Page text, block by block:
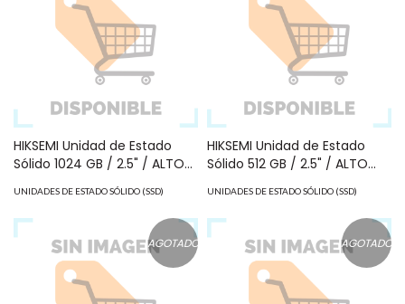
HIKSEMI Unidad de Estado
Sólido 1024 GB / 2.5" / ALTO
PERFORMANCE / Para Gaming
y PC Trabajo Pesado HS-
SSD-E100/1024G/CITY
UNIDADES DE ESTADO SÓLIDO (SSD)
HIKSEMI Unidad de Estado
Sólido 512 GB / 2.5" / ALTO
PERFORMANCE / Para Gaming
y PC Trabajo Pesado HS-
SSD-E100/512G/CITY
UNIDADES DE ESTADO SÓLIDO (SSD)
AGOTADO AGOTADO